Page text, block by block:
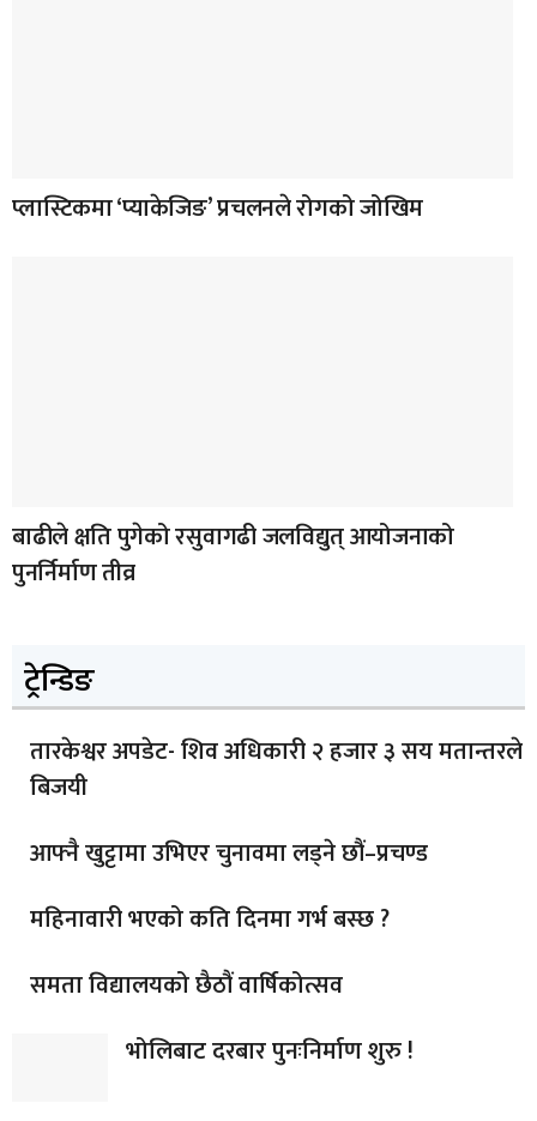
प्लास्टिकमा ‘प्याकेजिङ’ प्रचलनले रोगको जोखिम
बाढीले क्षति पुगेको रसुवागढी जलविद्युत् आयोजनाको
पुनर्निर्माण तीव्र
ट्रेन्डिङ
तारकेश्वर अपडेट- शिव अधिकारी २ हजार ३ सय मतान्तरले
बिजयी
आफ्नै खुट्टामा उभिएर चुनावमा लड्ने छौं–प्रचण्ड
महिनावारी भएको कति दिनमा गर्भ बस्छ ?
समता विद्यालयको छैठौं वार्षिकोत्सव
भोलिबाट दरबार पुनःनिर्माण शुरु !